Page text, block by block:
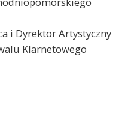
i Dyrektor Artystyczny
Klarnetowego